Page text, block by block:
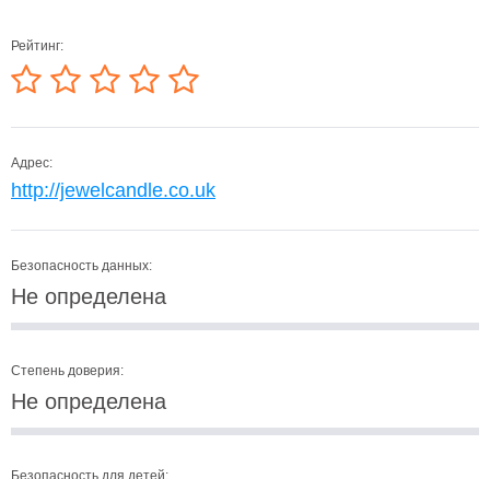
Рейтинг:
Адрес:
http://jewelcandle.co.uk
Безопасность данных:
Не определена
Степень доверия:
Не определена
Безопасность для детей: